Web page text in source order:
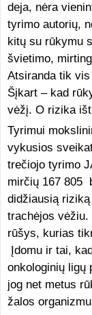
deja, nėra
tyrimo autorių,
kitų su rūkymu
švietimo,
Atsiranda tik vis
Šįkart – kad
vėžį. O rizika
Tyrimui
vykusios
trečiojo tyrimo
mirčių 167 805
didžiausią
trachėjos vėžiu.
rūšys, kurias
Įdomu ir tai,
onkologinių ligų
jog net metus
žalos